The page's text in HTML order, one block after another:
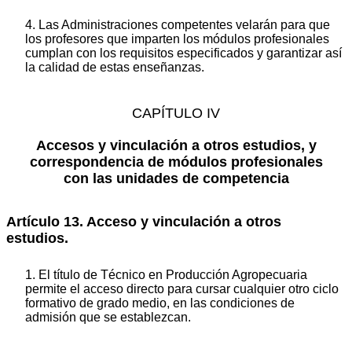
4. Las Administraciones competentes velarán para que
los profesores que imparten los módulos profesionales
cumplan con los requisitos especificados y garantizar así
la calidad de estas enseñanzas.
CAPÍTULO IV
Accesos y vinculación a otros estudios, y
correspondencia de módulos profesionales
con las unidades de competencia
Artículo 13. Acceso y vinculación a otros
estudios.
1. El título de Técnico en Producción Agropecuaria
permite el acceso directo para cursar cualquier otro ciclo
formativo de grado medio, en las condiciones de
admisión que se establezcan.